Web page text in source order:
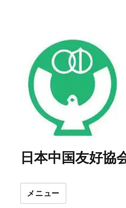
日本中国友好協
メニュー